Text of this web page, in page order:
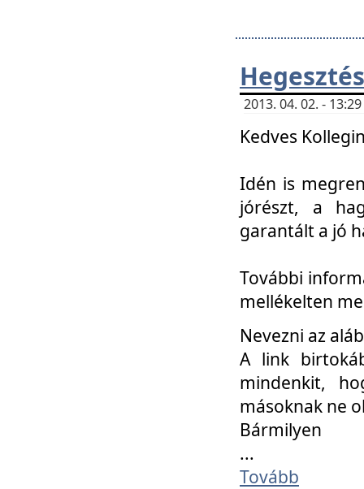
2013. 04. 02. -
Kedves
Idén is
jórészt, a
garantált a jó
További
mellékelten
Nevezni az
A link
mindenkit,
másoknak ne
Bármilyen
...
Tovább